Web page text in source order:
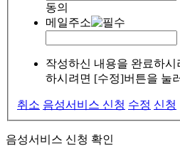
동의
메일주소
작성하신 내용을 완료하
하시려면 [수정]버튼을 눌
취소 음성서비스 신청 수정 신청
음성서비스 신청 확인